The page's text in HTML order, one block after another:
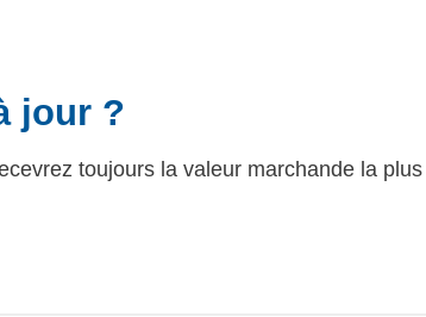
jour ?
toujours la valeur marchande la plus